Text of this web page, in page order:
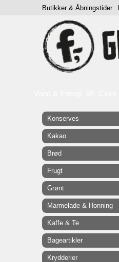
Konserves
Kakao
Brød
Frugt
Grønt
Marmelade & Honning
Kaffe & Te
Bageartikler
Krydderier
Butikker & Åbningstider